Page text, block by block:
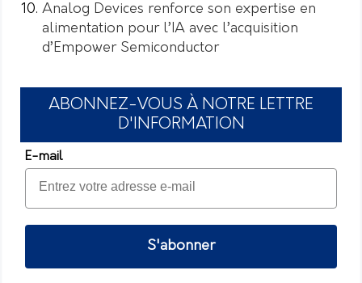
Analog Devices renforce son expertise en
alimentation pour l’IA avec l’acquisition
d’Empower Semiconductor
ABONNEZ-VOUS À NOTRE LETTRE
D'INFORMATION
E-mail
S'abonner